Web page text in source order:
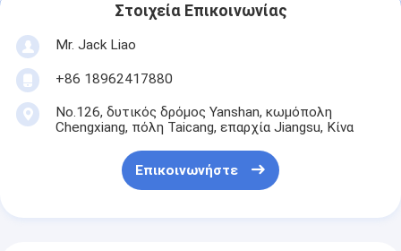
Στοιχεία Επικοινωνίας
Mr. Jack Liao
+86 18962417880
No.126, δυτικός δρόμος Yanshan, κωμόπολη
Chengxiang, πόλη Taicang, επαρχία Jiangsu, Κίνα
Επικοινωνήστε